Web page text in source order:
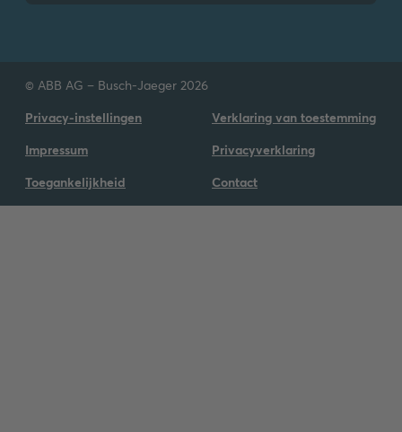
© ABB AG – Busch-Jaeger 2026
Privacy-instellingen
Verklaring van toestemming
Impressum
Privacyverklaring
Toegankelijkheid
Contact